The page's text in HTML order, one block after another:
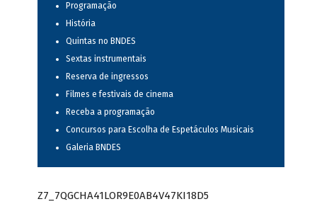
Programação
História
Quintas no BNDES
Sextas instrumentais
Reserva de ingressos
Filmes e festivais de cinema
Receba a programação
Concursos para Escolha de Espetáculos Musicais
Galeria BNDES
Z7_7QGCHA41LOR9E0AB4V47KI18D5